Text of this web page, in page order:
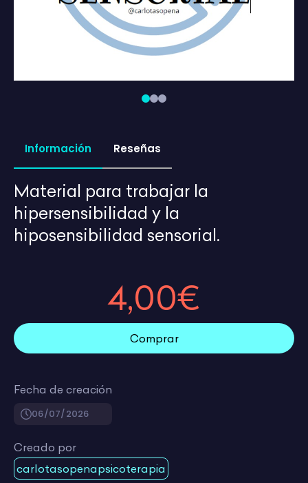
Información Reseñas
Material para trabajar la
hipersensibilidad y la
hiposensibilidad sensorial.
Fecha de creación
06/07/2026
Creado por
carlotasopenapsicoterapia
4,00€
Comprar